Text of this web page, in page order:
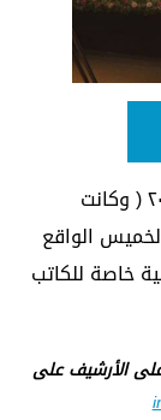
‎نظّمت جامعة الكفاءات حفل تخرّج دفعة ٢٠٢٥ ( وكانت
الواقع
خاصة للكاتب
على الأرشيف على